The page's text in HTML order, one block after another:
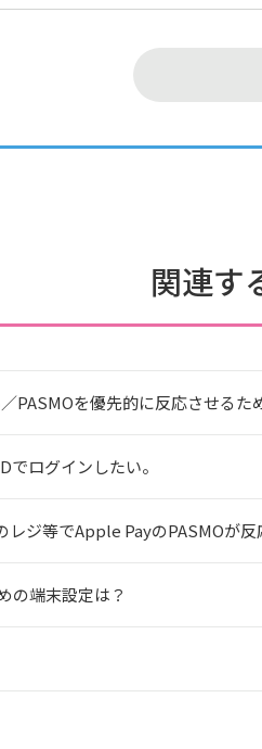
関連す
PASMOを優先的に反応させる
ログインしたい。
ジ等でApple PayのPASMOが反
の端末設定は？